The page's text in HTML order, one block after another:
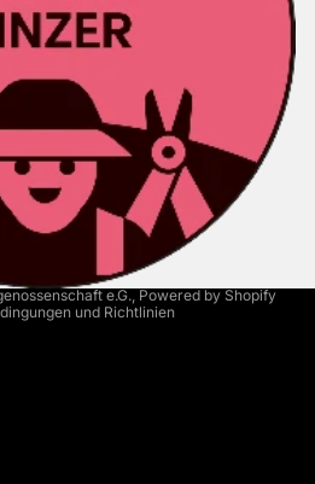
e.G., Powered by Shopify
und Richtlinien